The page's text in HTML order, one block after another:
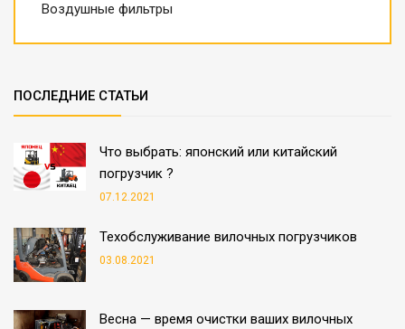
Воздушные фильтры
ПОСЛЕДНИЕ СТАТЬИ
Что выбрать: японский или китайский
погрузчик ?
07.12.2021
Техобслуживание вилочных погрузчиков
03.08.2021
Весна — время очистки ваших вилочных